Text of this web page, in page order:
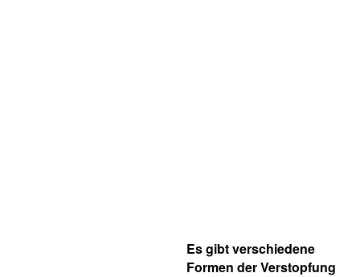
Es gibt verschiedene
Formen der Verstopfung